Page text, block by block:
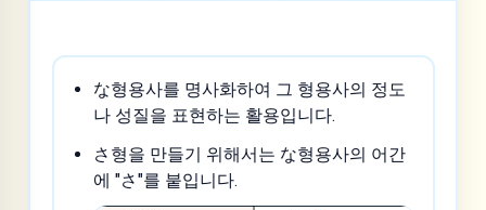
な형용사를 명사화하여 그 형용사의 정도
나 성질을 표현하는 활용입니다.
さ형을 만들기 위해서는 な형용사의 어간
에 "さ"를 붙입니다.